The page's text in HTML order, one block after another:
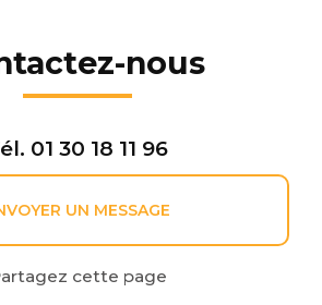
nous
01 30 18 11 96
UN MESSAGE
cette page